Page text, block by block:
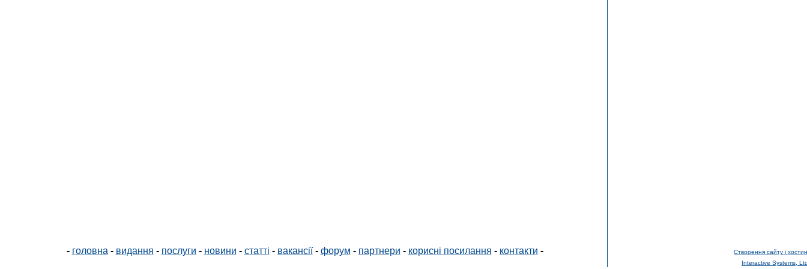
- головна - видання - послуги - новини - статті - вакансії- форум - партнери - корисні посилання - контакти -
Створення сайту і
Interactive Systems,